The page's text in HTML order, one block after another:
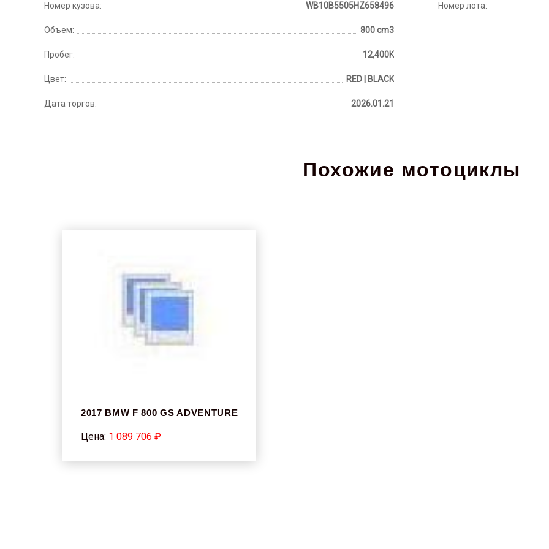
Номер кузова: WB10B5505HZ658496
Объем: 800 cm3
Пробег: 12,400K
Цвет: RED | BLACK
Дата торгов: 2026.01.21
Номер лота:
Похожие мотоциклы
2017 BMW F 800 GS ADVENTURE
Цена: 1 089 706 ₽